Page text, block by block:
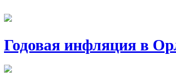
Годовая инфляция в